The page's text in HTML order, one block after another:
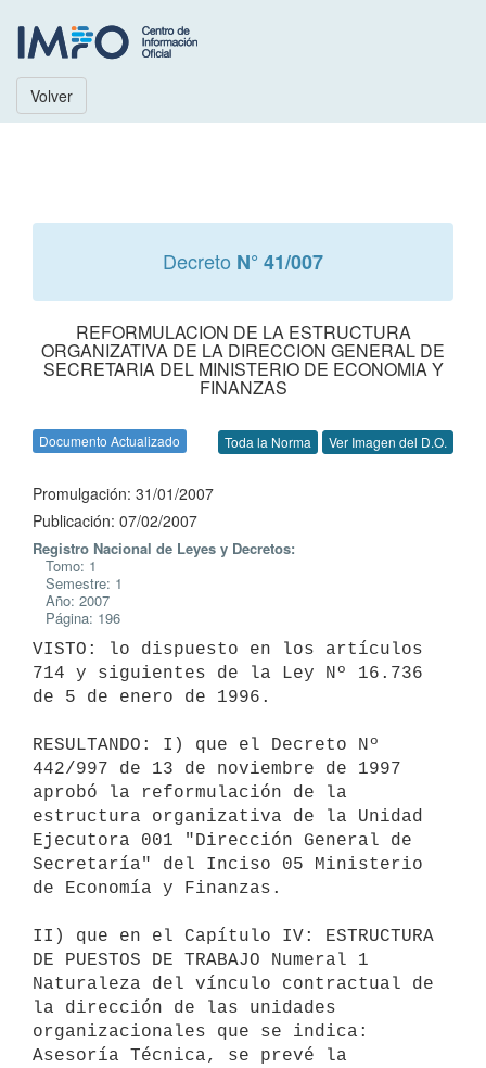
Volver
Decreto N° 41/007
REFORMULACION DE LA ESTRUCTURA
ORGANIZATIVA DE LA DIRECCION GENERAL DE
SECRETARIA DEL MINISTERIO DE ECONOMIA Y
FINANZAS
Documento Actualizado Toda la Norma Ver Imagen del D.O.
Promulgación: 31/01/2007
Publicación: 07/02/2007
Registro Nacional de Leyes y Decretos:
Tomo: 1
Semestre: 1
Año: 2007
Página: 196
VISTO: lo dispuesto en los artículos
714 y siguientes de la Ley Nº 16.736
de 5 de enero de 1996.
RESULTANDO: I) que el Decreto Nº
442/997 de 13 de noviembre de 1997
aprobó la reformulación de la
estructura organizativa de la Unidad
Ejecutora 001 "Dirección General de
Secretaría" del Inciso 05 Ministerio
de Economía y Finanzas.
II) que en el Capítulo IV: ESTRUCTURA
DE PUESTOS DE TRABAJO Numeral 1
Naturaleza del vínculo contractual de
la dirección de las unidades
organizacionales que se indica:
Asesoría Técnica, se prevé la